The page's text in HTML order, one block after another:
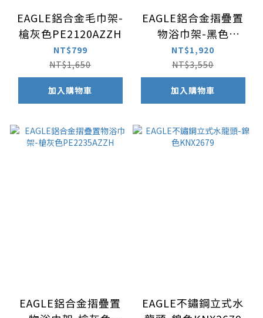
EAGLE鋁合金毛巾架-
槍灰色PE2120AZZH
NT$799
NT$1,650
加入購物車
EAGLE鋁合金摺疊置
物浴巾架-黑色
A2235AB
NT$1,920
NT$3,550
加入購物車
EAGLE鋁合金摺疊置
EAGLE不鏽鋼立式水